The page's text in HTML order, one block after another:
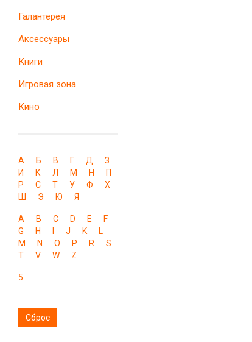
Галантерея
Аксессуары
Книги
Игровая зона
Кино
А Б В Г Д
З
И
К Л М Н
П
Р
С Т У Ф
Х
Ш
Э Ю Я
A B C D E
F
G
H J K
L
M
N O P R
S
T
V W Z
5
Сброс